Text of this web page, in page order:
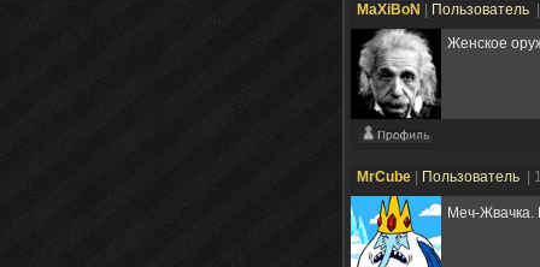
MaXiBoN Пользователь
Женское
MrCube Пользователь |
Меч-Жвачка.